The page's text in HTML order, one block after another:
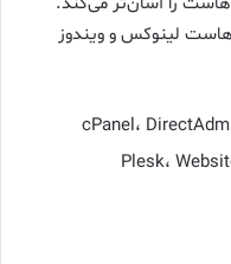
لینوکس و ویندوز